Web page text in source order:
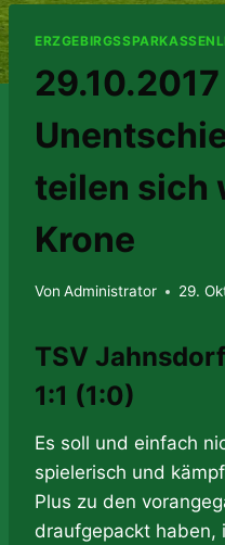
29.10.2017
teilen sich
Krone
Von Administrator 29.
TSV
1:1 (1:0)
Es soll und einfach
spielerisch und
Plus zu den
draufgepackt haben,